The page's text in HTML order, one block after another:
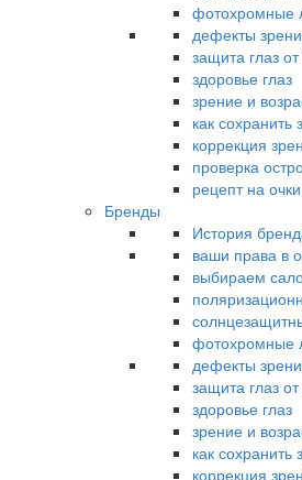
фотохромные
дефекты
защита глаз
здоровье глаз
зрение и
как сохранить
коррекция
проверка
рецепт на очки
Бренды
История
ваши права в
выбираем
фотохромные
дефекты
защита глаз
здоровье глаз
зрение и
как сохранить
коррекция